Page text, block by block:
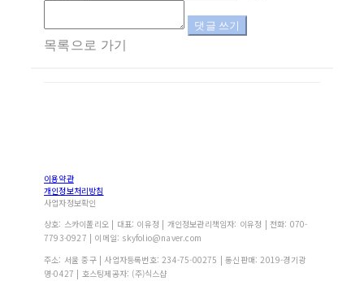
댓글 쓰기
목록으로 가기
이용약관
개인정보처리방침
사업자정보확인
상호: 스카이폴리오 | 대표: 이유정 | 개인정보관리책임자: 이유정 | 전화: 070-
7793-0927 | 이메일: skyfolio@naver.com
주소: 서울 중구 | 사업자등록번호: 234-75-00275 | 통신판매: 2019-경기광
명-0427 | 호스팅제공자: (주)식스샵